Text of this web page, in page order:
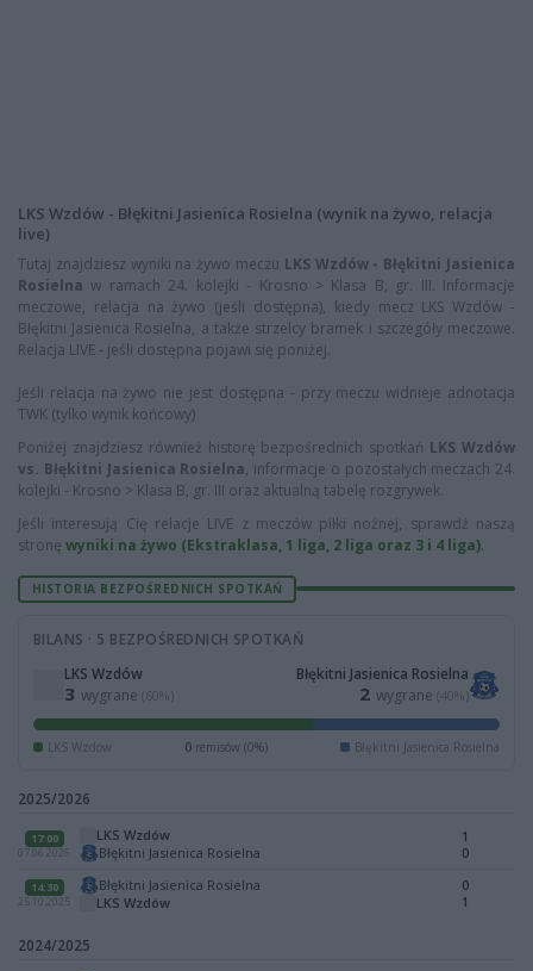
LKS Wzdów - Błękitni Jasienica Rosielna (wynik na żywo, relacja
live)
Tutaj znajdziesz wyniki na żywo meczu LKS Wzdów - Błękitni Jasienica
Rosielna w ramach 24. kolejki - Krosno > Klasa B, gr. III. Informacje
meczowe, relacja na żywo (jeśli dostępna), kiedy mecz LKS Wzdów -
Błękitni Jasienica Rosielna, a także strzelcy bramek i szczegóły meczowe.
Relacja LIVE - jeśli dostępna pojawi się poniżej.
Jeśli relacja na żywo nie jest dostępna - przy meczu widnieje adnotacja
TWK (tylko wynik końcowy)
Poniżej znajdziesz również historę bezpośrednich spotkań LKS Wzdów
vs. Błękitni Jasienica Rosielna, informacje o pozostałych meczach 24.
kolejki - Krosno > Klasa B, gr. III oraz aktualną tabelę rozgrywek.
Jeśli interesują Cię relacje LIVE z meczów piłki nożnej, sprawdź naszą
stronę wyniki na żywo (Ekstraklasa, 1 liga, 2 liga oraz 3 i 4 liga).
HISTORIA BEZPOŚREDNICH SPOTKAŃ
BILANS · 5 BEZPOŚREDNICH SPOTKAŃ
LKS Wzdów
3 wygrane (60%)
Błękitni Jasienica Rosielna
2 wygrane (40%)
LKS Wzdów 0 remisów (0%) Błękitni Jasienica Rosielna
2025/2026
17:00
07.06.2026
LKS Wzdów
Błękitni Jasienica Rosielna
1
0
14:30
Błękitni Jasienica Rosielna
LKS Wzdów
0
1
2024/2025